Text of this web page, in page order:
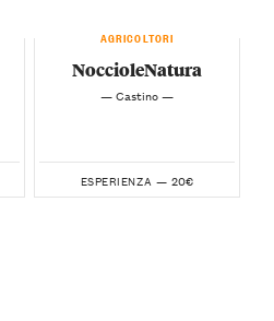
AGRICOLTORI
NoccioleNatura
— Castino —
ESPERIENZA — 20€